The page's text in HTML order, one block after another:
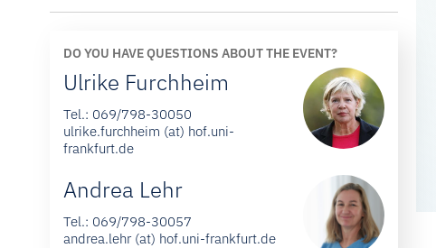
DO YOU HAVE QUESTIONS ABOUT THE EVENT?
Ulrike Furchheim
Tel.: 069/798-30050
ulrike.furchheim (at) hof.uni-
frankfurt.de
Andrea Lehr
Tel.: 069/798-30057
andrea.lehr (at) hof.uni-frankfurt.de